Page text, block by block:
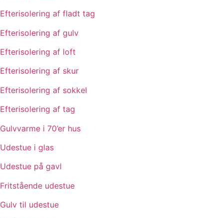
Efterisolering af fladt tag
Efterisolering af gulv
Efterisolering af loft
Efterisolering af skur
Efterisolering af sokkel
Efterisolering af tag
Gulvvarme i 70’er hus
Udestue i glas
Udestue på gavl
Fritstående udestue
Gulv til udestue